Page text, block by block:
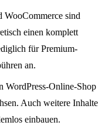
WooCommerce sind
einen komplett
für Premium-
an.
WordPress-Online-Shop
Auch weitere Inhalte
einbauen.